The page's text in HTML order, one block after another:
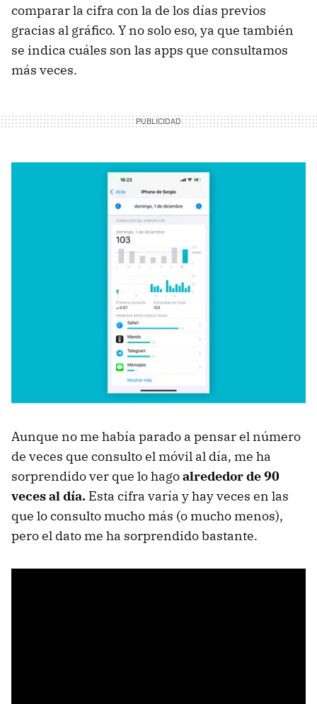
comparar la cifra con la de los días previos
gracias al gráfico. Y no solo eso, ya que también
se indica cuáles son las apps que consultamos
más veces.
Aunque no me había parado a pensar el número
de veces que consulto el móvil al día, me ha
sorprendido ver que lo hagoalrededor de 90
veces al día. Esta cifra varía y hay veces en las
que lo consulto mucho más (o mucho menos),
pero el dato me ha sorprendido bastante.